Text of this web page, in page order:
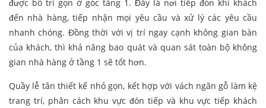
được bố trí gọn ở góc tầng 1. Đây là nơi tiếp đón khi khách
đến nhà hàng, tiếp nhận mọi yêu cầu và xử lý các yêu cầu
nhanh chóng. Đồng thời với vị trí ngay cạnh không gian bàn
của khách, thì khả năng bao quát và quan sát toàn bộ không
gian nhà hàng ở tầng 1 sẽ tốt hơn.
Quầy lễ tân thiết kế nhỏ gọn, kết hợp với vách ngăn gỗ làm kệ
trang trí, phân cách khu vực đón tiếp và khu vực tiếp khách